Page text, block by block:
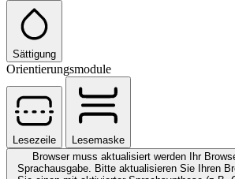
Sättigung
Orientierungsmodule
Lesezeile
Lesemaske
Browser muss aktualisiert werden Ihr
Sprachausgabe. Bitte aktualisieren Sie Ihren